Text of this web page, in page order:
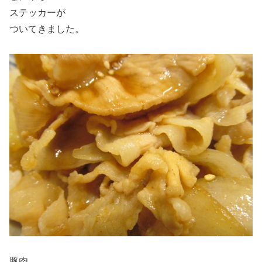
ステッカーが
ついてきました。